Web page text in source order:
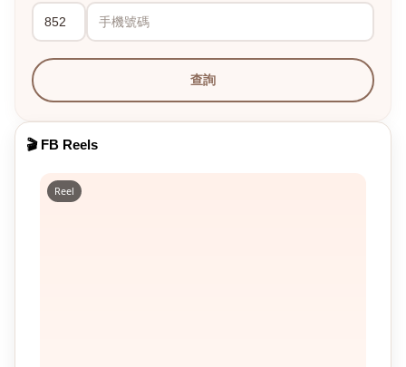
查詢
🎬 FB Reels
Reel